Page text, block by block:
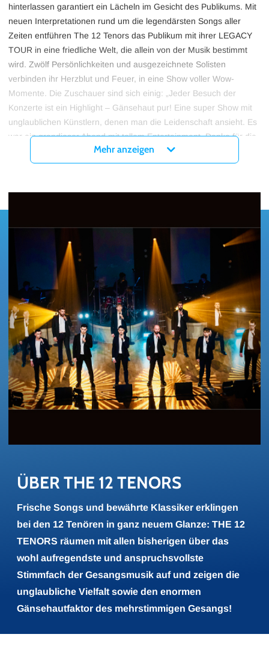
hinterlassen garantiert ein Lächeln im Gesicht des Publikums. Mit
neuen Interpretationen rund um die legendärsten Songs aller
Zeiten entführen The 12 Tenors das Publikum mit ihrer LEGACY
TOUR in eine friedliche Welt, die allein von der Musik bestimmt
wird. Zwölf Persönlichkeiten und ausgezeichnete Solisten
verbinden ihr Herzblut und Feuer, in eine Show voller Wow-
Momente. Die Zuschauer sind sich einig: „Jeder Besuch der
Konzerte ist ein Highlight – Gänsehaut pur! Eine super Show mit
unglaublichen Künstlern, denen man die Leidenschaft ansieht. Es
war ein grandioser Abend mit tollem Entertainment. Danke für die
vielen magischen Momente – da werden auf jeden Fall
Endorphine ausgeschüttet. Das war definitiv nicht der letzte
dabei, wenn es wieder heißt: „Ladies and Gentlemen, please
Tickets für das The 12 Tenors Legacy Tour Konzert in der myticket
Jahrhunderthalle in Frankfurt gibt es ab sofort hier bei myticket!
Mehr anzeigen
ÜBER THE 12 TE­NORS
Frische Songs und bewährte Klassiker erklingen
bei den 12 Tenören in ganz neuem Glanze: THE 12
TENORS räumen mit allen bisherigen über das
wohl aufregendste und anspruchsvollste
Stimmfach der Gesangsmusik auf und zeigen die
unglaubliche Vielfalt sowie den enormen
Gänsehautfaktor des mehrstimmigen Gesangs!